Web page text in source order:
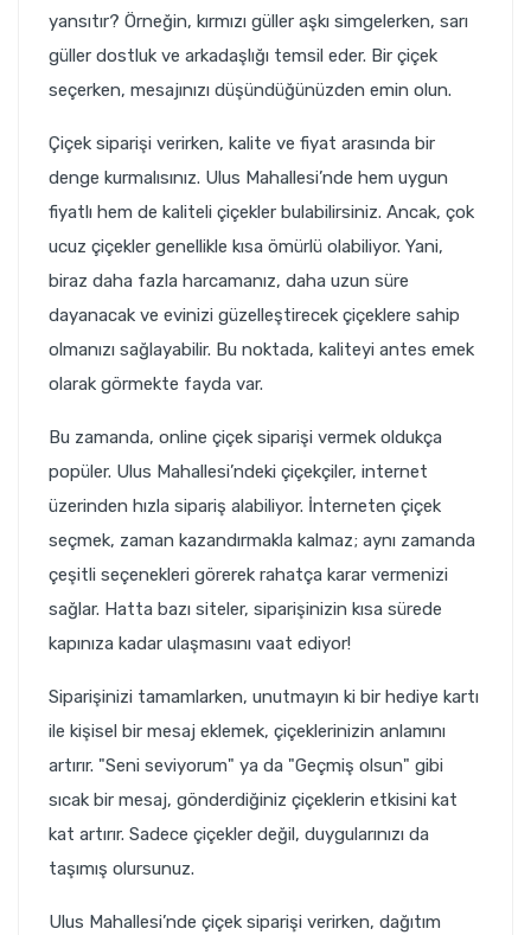
yansıtır? Örneğin, kırmızı güller aşkı simgelerken, sarı
güller dostluk ve arkadaşlığı temsil eder. Bir çiçek
seçerken, mesajınızı düşündüğünüzden emin olun.
Çiçek siparişi verirken, kalite ve fiyat arasında bir
denge kurmalısınız. Ulus Mahallesi’nde hem uygun
fiyatlı hem de kaliteli çiçekler bulabilirsiniz. Ancak, çok
ucuz çiçekler genellikle kısa ömürlü olabiliyor. Yani,
biraz daha fazla harcamanız, daha uzun süre
dayanacak ve evinizi güzelleştirecek çiçeklere sahip
olmanızı sağlayabilir. Bu noktada, kaliteyi antes emek
olarak görmekte fayda var.
Bu zamanda, online çiçek siparişi vermek oldukça
popüler. Ulus Mahallesi’ndeki çiçekçiler, internet
üzerinden hızla sipariş alabiliyor. İnterneten çiçek
seçmek, zaman kazandırmakla kalmaz; aynı zamanda
çeşitli seçenekleri görerek rahatça karar vermenizi
sağlar. Hatta bazı siteler, siparişinizin kısa sürede
kapınıza kadar ulaşmasını vaat ediyor!
Siparişinizi tamamlarken, unutmayın ki bir hediye kartı
ile kişisel bir mesaj eklemek, çiçeklerinizin anlamını
artırır. "Seni seviyorum" ya da "Geçmiş olsun" gibi
sıcak bir mesaj, gönderdiğiniz çiçeklerin etkisini kat
kat artırır. Sadece çiçekler değil, duygularınızı da
taşımış olursunuz.
Ulus Mahallesi’nde çiçek siparişi verirken, dağıtım